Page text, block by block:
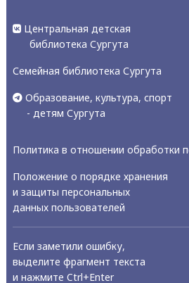
Центральная детская
библиотека Сургута
Семейная библиотека Сургута
Образование, культура, спорт
- детям Сургута
Политика в отношении обработки
Положение о порядке хранения
и защиты персональных
данных пользователей
Если заметили ошибку,
выделите фрагмент текста
и нажмите Ctrl+Enter